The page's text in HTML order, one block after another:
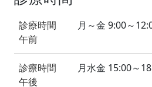
診療時間
午前
月～金 9:00～
診療時間
午後
月水金 15:00～